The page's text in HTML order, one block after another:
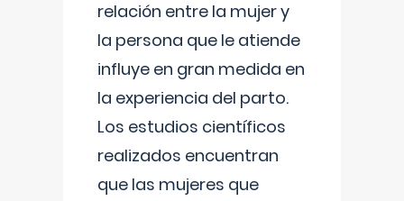
relación entre la mujer y
la persona que le atiende
influye en gran medida en
la experiencia del parto.
Los estudios científicos
realizados encuentran
que las mujeres que